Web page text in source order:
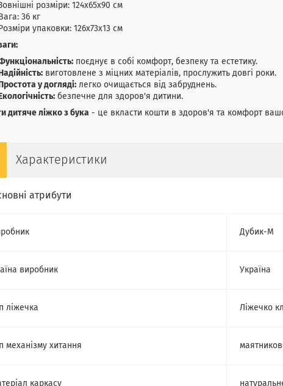
розміри: 124х65х90 см
Вага: 36 кг
Розміри упаковки: 126х73х13 см
поєднує в собі комфорт, безпеку та естетику.
Надійність: виготовлене з міцних матеріалів, прослужить довгі роки.
Простота у догляді: легко очищається від забруднень.
Екологічність: безпечне для здоров'я дитини.
дитяче ліжко з бука - це вкласти кошти в здоров'я та комфорт
Характеристики
атрибути
Дубик-М
виробник Україна
ліжечка Ліжечко
механізму хитання
каркасу